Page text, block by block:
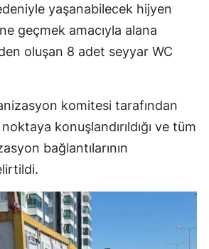
yaşanabilecek hijyen
geçmek amacıyla alana
oluşan 8 adet seyyar WC
komitesi tarafından
konuşlandırıldığı ve tüm
bağlantılarının